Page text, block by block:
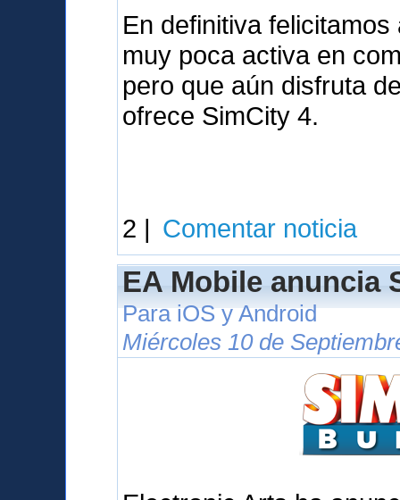
En definitiva
muy poca activa en
pero que aún disfruta
ofrece SimCity 4.
2 | Comentar noticia
EA Mobile anuncia
Para iOS y Android
Miércoles 10 de